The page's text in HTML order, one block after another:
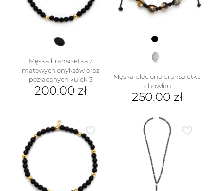
Męska bransoletka z
matowych onyksów oraz
pozłacanych kulek 3
200.00 zł
Męska pleciona bransoletka
z howlitu
250.00 zł